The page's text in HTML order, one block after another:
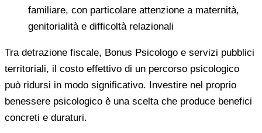
familiare, con particolare attenzione a maternità,
genitorialità e difficoltà relazionali
Tra detrazione fiscale, Bonus Psicologo e servizi pubblici
territoriali, il costo effettivo di un percorso psicologico
può ridursi in modo significativo. Investire nel proprio
benessere psicologico è una scelta che produce benefici
concreti e duraturi.